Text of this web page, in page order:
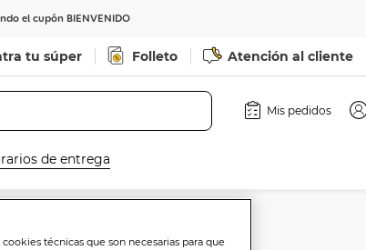
el cupón BIENVENIDO
tu súper Folleto Atención al cliente
Mis pedidos
de entrega
técnicas que son necesarias para que